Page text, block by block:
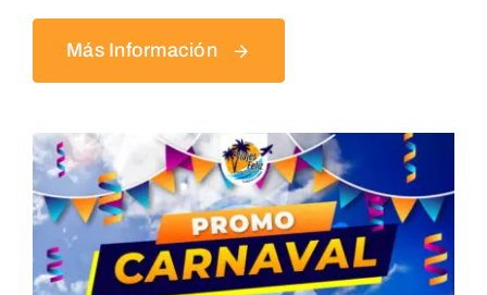
Más Información